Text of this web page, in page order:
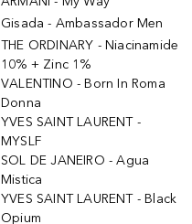
Gisada - Ambassador Men
THE ORDINARY - Niacinamide
10% + Zinc 1%
VALENTINO - Born In Roma
Donna
YVES SAINT LAURENT -
MYSLF
SOL DE JANEIRO - Agua
Mistica
YVES SAINT LAURENT - Black
Opium